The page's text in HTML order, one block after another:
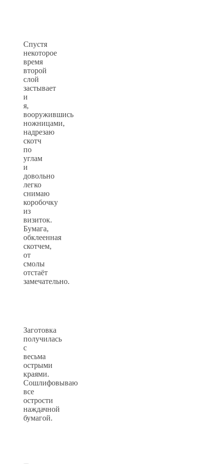
Спустя
некоторое
время
второй
слой
застывает
и
я,
вооружившись
ножницами,
надрезаю
скотч
по
углам
и
довольно
легко
снимаю
коробочку
из
визиток.
Бумага,
обклеенная
скотчем,
от
смолы
отстаёт
замечательно.
Заготовка
получилась
с
весьма
острыми
краями.
Сошлифовываю
все
острости
наждачной
бумагой.